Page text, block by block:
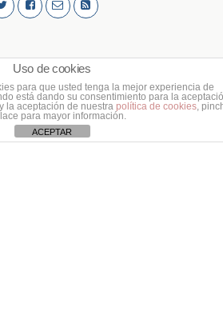
Uso de cookies
para que usted tenga la mejor experiencia de
está dando su consentimiento para la
la aceptación de nuestra política de cookies,
para mayor información.
ACEPTAR